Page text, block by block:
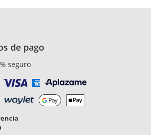
de pago
seguro